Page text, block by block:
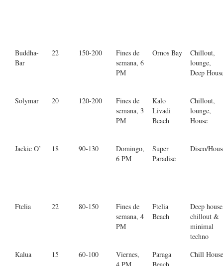
Buddha-
Bar
22 150-200
Fines de
semana, 6
PM
Ornos Bay
Chillout,
lounge,
Deep
Solymar 20 120-200
Fines de
semana, 3
PM
Kalo
Livadi
Beach
Chillout,
lounge,
House
Jackie O’ 18 90-130
Domingo,
6 PM
Super
Paradise
Disco/
Ftelia 22 80-150
Fines de
semana, 4
PM
Ftelia
Beach
Deep
chillout &
minimal
techno
Kalua
15 60-100
Viernes,
4 PM
Paraga
Beach
Chill House